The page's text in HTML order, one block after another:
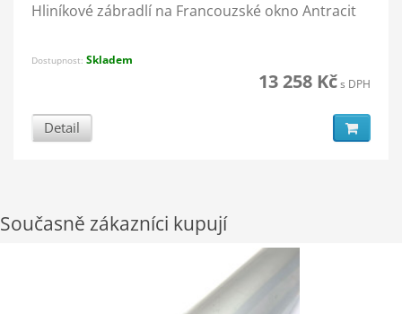
Hliníkové zábradlí na Francouzské okno Antracit
Dostupnost: Skladem
13 258 Kčs DPH
Detail
Současně zákazníci kupují